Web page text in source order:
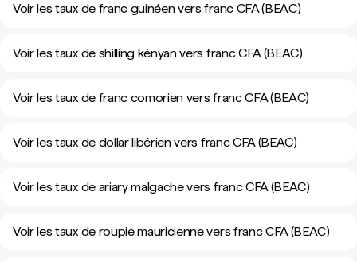
Voir les taux de franc guinéen vers franc CFA (BEAC)
Voir les taux de shilling kényan vers franc CFA (BEAC)
Voir les taux de franc comorien vers franc CFA (BEAC)
Voir les taux de dollar libérien vers franc CFA (BEAC)
Voir les taux de ariary malgache vers franc CFA (BEAC)
Voir les taux de roupie mauricienne vers franc CFA (BEAC)